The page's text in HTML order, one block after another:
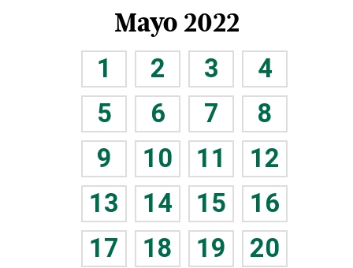
Mayo 2022
1 2 3
4
5
6 7
8
9
10 11
12
13
14 15
16
17
18 19
20